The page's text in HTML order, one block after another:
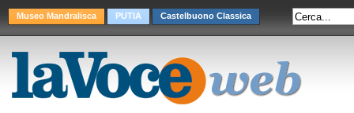
Museo Mandralisca PUTIA Castelbuono Classica